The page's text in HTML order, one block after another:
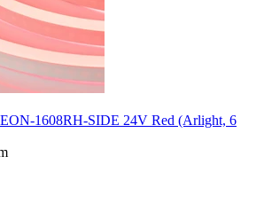
1608RH-SIDE 24V Red (Arlight, 6